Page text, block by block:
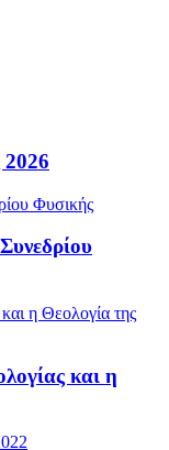
2026
και η